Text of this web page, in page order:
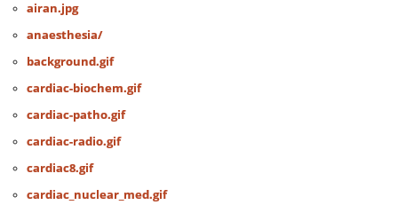
airan.jpg
anaesthesia/
background.gif
cardiac-biochem.gif
cardiac-patho.gif
cardiac-radio.gif
cardiac8.gif
cardiac_nuclear_med.gif